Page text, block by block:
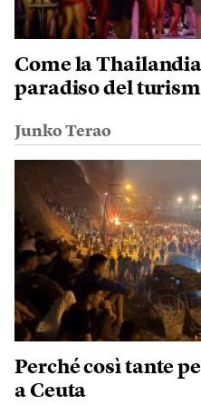
Come la
paradiso del
Junko Terao
Perché così tante
a Ceuta